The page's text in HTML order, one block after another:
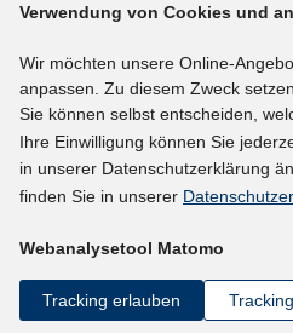
Barrieren melden
Social-Media-Kanäle
BlueSky
YouTube
LinkedIn
kununu
Netiquette
Verwendung von Cookies und
Wir möchten unsere Online-
anpassen. Zu diesem Zweck
Sie können selbst entscheiden,
Ihre Einwilligung können Sie
in unserer Datenschutzerklärung
finden Sie in unserer
Webanalysetool Matomo
Tracking erlauben